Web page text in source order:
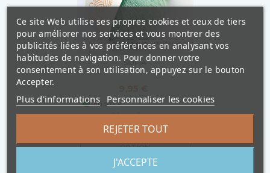
SOFIA
En stock
14 couleurs
OPTION
Ce site Web utilise ses propres cookies et ceux de tiers
pour améliorer nos services et vous montrer des
publicités liées à vos préférences en analysant vos
habitudes de navigation. Pour donner votre
consentement à son utilisation, appuyez sur le bouton
Accepter.
Plus d'informations Personnaliser les cookies
REJETER TOUT
J'ACCEPTE